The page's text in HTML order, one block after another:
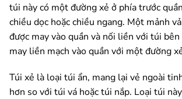
túi này có một đường xẻ ở phía trước
chiều dọc hoặc chiều ngang. Một mảnh
được may vào quần và nối liền với túi
may liền mạch vào quần với một đường
Túi xẻ là loại túi ẩn, mang lại vẻ ngoài
hơn so với túi vá hoặc túi nắp. Loại túi